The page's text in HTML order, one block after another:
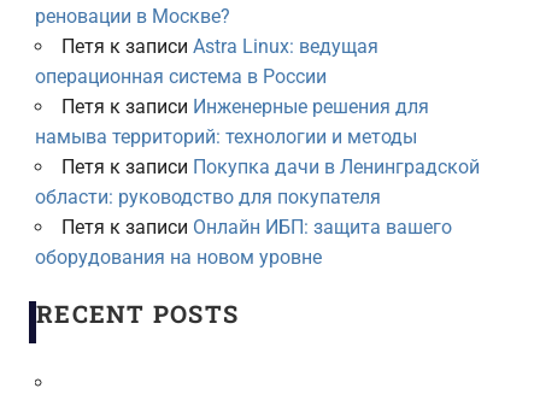
реновации в Москве?
Петя к записи Astra Linux: ведущая
операционная система в России
Петя к записи Инженерные решения для
намыва территорий: технологии и методы
Петя к записи Покупка дачи в Ленинградской
области: руководство для покупателя
Петя к записи Онлайн ИБП: защита вашего
оборудования на новом уровне
RECENT POSTS